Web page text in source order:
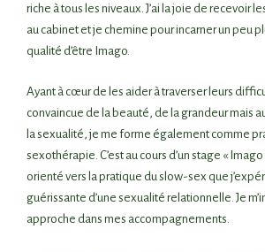
riche à tous les niveaux. J’ai la joie de recevoir
au cabinet et je chemine pour incarner un peu
qualité d’être Imago.
Ayant à cœur de les aider à traverser leurs
convaincue de la beauté, de la grandeur mais
la sexualité, je me forme également comme
sexothérapie. C’est au cours d’un stage «
orienté vers la pratique du slow-sex que
guérissante d’une sexualité relationnelle. Je
approche dans mes accompagnements.